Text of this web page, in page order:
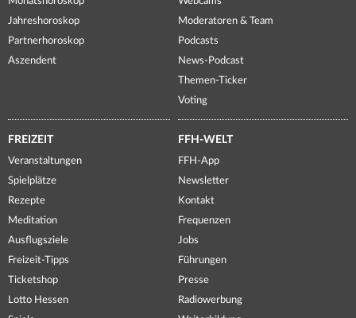
Jahreshoroskop
Partnerhoroskop
Aszendent
Moderatoren & Team
Podcasts
News-Podcast
Themen-Ticker
Voting
FREIZEIT
Veranstaltungen
Spielplätze
Rezepte
Meditation
Ausflugsziele
Freizeit-Tipps
Ticketshop
Lotto Hessen
FFH-WELT
FFH-App
Newsletter
Kontakt
Frequenzen
Jobs
Führungen
Presse
Radiowerbung